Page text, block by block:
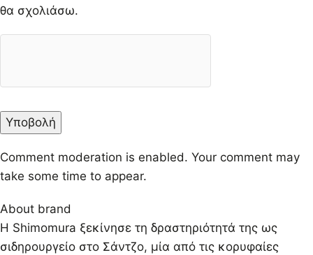
θα σχολιάσω.
Comment moderation is enabled. Your comment may
take some time to appear.
About brand
Η Shimomura ξεκίνησε τη δραστηριότητά της ως
σιδηρουργείο στο Σάντζο, μία από τις κορυφαίες